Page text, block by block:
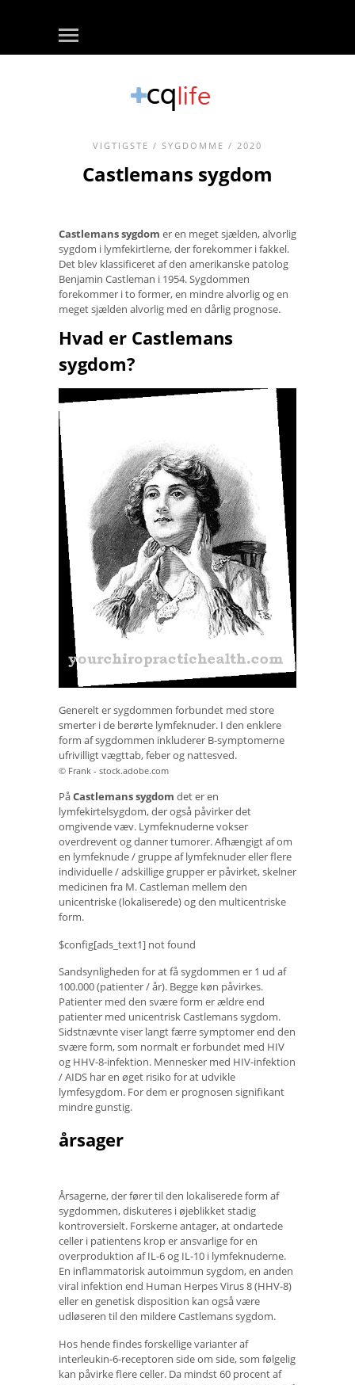
VIGTIGSTE / SYGDOMME / 2020
Castlemans sygdom
Castlemans sygdom er en meget sjælden, alvorlig
sygdom i lymfekirtlerne, der forekommer i fakkel.
Det blev klassificeret af den amerikanske patolog
Benjamin Castleman i 1954. Sygdommen
forekommer i to former, en mindre alvorlig og en
meget sjælden alvorlig med en dårlig prognose.
Hvad er Castlemans
sygdom?
Generelt er sygdommen forbundet med store
smerter i de berørte lymfeknuder. I den enklere
form af sygdommen inkluderer B-symptomerne
ufrivilligt vægttab, feber og nattesved.
© Frank - stock.adobe.com
PåCastlemans sygdom det er en
lymfekirtelsygdom, der også påvirker det
omgivende væv. Lymfeknuderne vokser
overdrevent og danner tumorer. Afhængigt af om
en lymfeknude / gruppe af lymfeknuder eller flere
individuelle / adskillige grupper er påvirket, skelner
medicinen fra M. Castleman mellem den
unicentriske (lokaliserede) og den multicentriske
form.
$config[ads_text1] not found
Sandsynligheden for at få sygdommen er 1 ud af
100.000 (patienter / år). Begge køn påvirkes.
Patienter med den svære form er ældre end
patienter med unicentrisk Castlemans sygdom.
Sidstnævnte viser langt færre symptomer end den
svære form, som normalt er forbundet med HIV
og HHV-8-infektion. Mennesker med HIV-infektion
/ AIDS har en øget risiko for at udvikle
lymfesygdom. For dem er prognosen signifikant
mindre gunstig.
årsager
Årsagerne, der fører til den lokaliserede form af
sygdommen, diskuteres i øjeblikket stadig
kontroversielt. Forskerne antager, at ondartede
celler i patientens krop er ansvarlige for en
overproduktion af IL-6 og IL-10 i lymfeknuderne.
En inflammatorisk autoimmun sygdom, en anden
viral infektion end Human Herpes Virus 8 (HHV-8)
eller en genetisk disposition kan også være
udløseren til den mildere Castlemans sygdom.
Hos hende findes forskellige varianter af
interleukin-6-receptoren side om side, som følgelig
kan påvirke flere celler. Da mindst 60 procent af